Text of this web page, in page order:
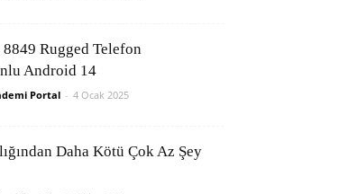
8849 Rugged Telefon
Android 14
Portal - 4 Ocak 2025
Daha Kötü Çok Az Şey